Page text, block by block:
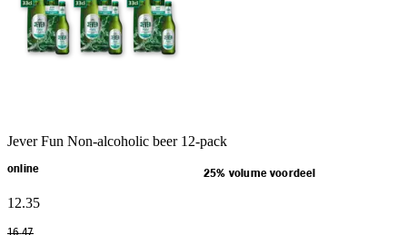
Jever Fun Non-alcoholic beer 12-pack
online 25% volume voordeel
12.35
16.47